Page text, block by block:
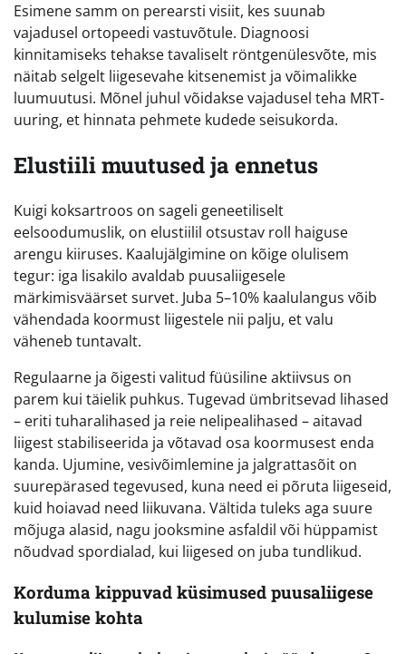
Esimene samm on perearsti visiit, kes suunab
vajadusel ortopeedi vastuvõtule. Diagnoosi
kinnitamiseks tehakse tavaliselt röntgenülesvõte, mis
näitab selgelt liigesevahe kitsenemist ja võimalikke
luumuutusi. Mõnel juhul võidakse vajadusel teha MRT-
uuring, et hinnata pehmete kudede seisukorda.
Elustiili muutused ja ennetus
Kuigi koksartroos on sageli geneetiliselt
eelsoodumuslik, on elustiilil otsustav roll haiguse
arengu kiiruses. Kaalujälgimine on kõige olulisem
tegur: iga lisakilo avaldab puusaliigesele
märkimisväärset survet. Juba 5–10% kaalulangus võib
vähendada koormust liigestele nii palju, et valu
väheneb tuntavalt.
Regulaarne ja õigesti valitud füüsiline aktiivsus on
parem kui täielik puhkus. Tugevad ümbritsevad lihased
– eriti tuharalihased ja reie nelipealihased – aitavad
liigest stabiliseerida ja võtavad osa koormusest enda
kanda. Ujumine, vesivõimlemine ja jalgrattasõit on
suurepärased tegevused, kuna need ei põruta liigeseid,
kuid hoiavad need liikuvana. Vältida tuleks aga suure
mõjuga alasid, nagu jooksmine asfaldil või hüppamist
nõudvad spordialad, kui liigesed on juba tundlikud.
Korduma kippuvad küsimused puusaliigese
kulumise kohta